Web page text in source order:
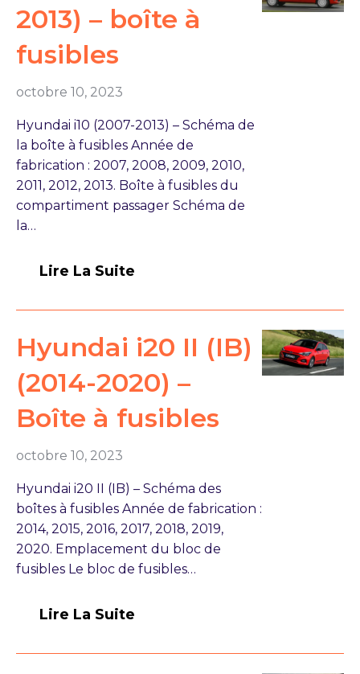
2013) – boîte à
fusibles
octobre 10, 2023
Hyundai i10 (2007-2013) – Schéma de
la boîte à fusibles Année de
fabrication : 2007, 2008, 2009, 2010,
2011, 2012, 2013. Boîte à fusibles du
compartiment passager Schéma de
la…
Lire La Suite
Hyundai i20 II (IB)
(2014-2020) –
Boîte à fusibles
octobre 10, 2023
Hyundai i20 II (IB) – Schéma des
boîtes à fusibles Année de fabrication :
2014, 2015, 2016, 2017, 2018, 2019,
2020. Emplacement du bloc de
fusibles Le bloc de fusibles…
Lire La Suite